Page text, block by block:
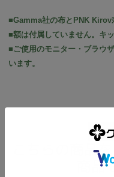
■Gamma社の布とPNK Kirov
■額は付属していません。キ
■ご使用のモニター・ブラウ
います。
こちらの商品
商